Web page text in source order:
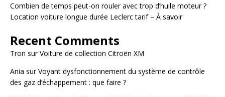
Combien de temps peut-on rouler avec trop d’huile moteur ?
Location voiture longue durée Leclerc tarif – À savoir
Recent Comments
Tron surVoiture de collection Citroën XM
Ania surVoyant dysfonctionnement du système de contrôle
des gaz d’échappement : que faire ?